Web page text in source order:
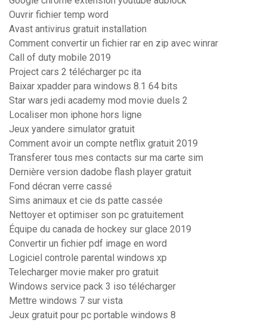
Ouvrir fichier temp word
Avast antivirus gratuit installation
Comment convertir un fichier rar en zip avec winrar
Call of duty mobile 2019
Project cars 2 télécharger pc ita
Baixar xpadder para windows 8.1 64 bits
Star wars jedi academy mod movie duels 2
Localiser mon iphone hors ligne
Jeux yandere simulator gratuit
Comment avoir un compte netflix gratuit 2019
Transferer tous mes contacts sur ma carte sim
Dernière version dadobe flash player gratuit
Fond décran verre cassé
Sims animaux et cie ds patte cassée
Nettoyer et optimiser son pc gratuitement
Équipe du canada de hockey sur glace 2019
Convertir un fichier pdf image en word
Logiciel controle parental windows xp
Telecharger movie maker pro gratuit
Windows service pack 3 iso télécharger
Mettre windows 7 sur vista
Jeux gratuit pour pc portable windows 8